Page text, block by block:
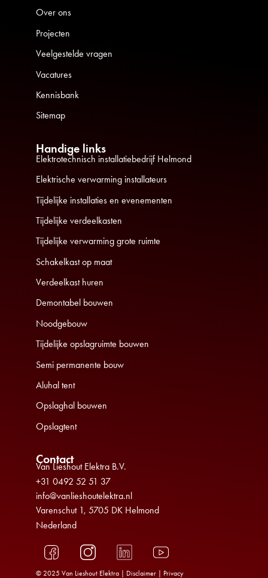
Over ons
Projecten
Veelgestelde vragen
Vacatures
Kennisbank
Sitemap
Handige links
Elektrotechnisch installatiebedrijf Helmond
Elektrische verwarming installateurs
Tijdelijke installaties en evenementen
Tijdelijke verdeelkasten
Tijdelijke verwarming grote ruimte
Schakelkast op maat
Verdeelkast huren
Demontabel bouwen
Noodgebouw
Tijdelijke opslagruimte bouwen
Semi permanente bouw
Aluhal tent
Opslaghal bouwen
Opslagtent
Contact
Van Lieshout Elektra B.V.
+31 0492 52 51 37
info@vanlieshoutelektra.nl
Varenschut 1, 5705 DK Helmond
Nederland
© 2025 Van Lieshout Elektra | Disclaimer
Privacy